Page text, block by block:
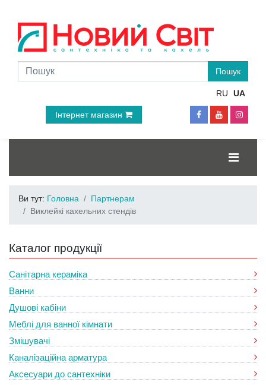
RU UA
Інтернет магазин
Ви тут: Головна
Партнерам
Виклейкі кахельних стендів
Каталог продукції
Санітарна кераміка
Ванни
Душові кабіни
Меблі для ванної кімнати
Змішувачі
Каналізаційна арматура
Аксесуари до сантехніки